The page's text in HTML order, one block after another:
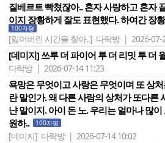
질베르트 빡쳤잖아.. 혼자 사랑하고 혼자
이지 장황하게 잘도 표현했다. 하여간 장
100자평
[잃어버린 시간을 찾아..] 다락방 | 2026-07-
[데미지] 쓰루 더 파이어 투 더 리밋 투 더
다락방 | 2026-07-14 11:23
욕망은 무엇이고 사랑은 무엇이며 또 상
란 말인가. 왜 다른 사람의 상처가 또다른
냔 말이지. 아이 돈 노. 우리는 얼마나 많
원하..
100자평
[데미지] 다락방 | 2026-07-14 10:02